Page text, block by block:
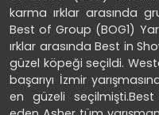
karma ırklar arasında
Best of Group (BOG1)
ırklar arasında Best in
güzel köpeği seçildi.
başarıyı İzmir
en güzeli